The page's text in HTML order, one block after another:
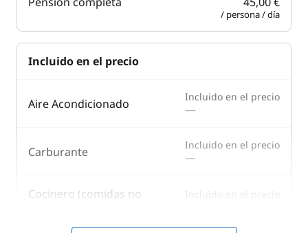
/ persona / día
Incluido en el precio
Aire Acondicionado Incluido en el precio
—
Carburante Incluido en el precio
—
Cocinero (comidas no
Incluido en el precio